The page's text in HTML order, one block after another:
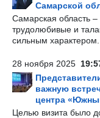
Самарской
Самарская область –
трудолюбивые и
сильным характером.
28 ноября 2025
важную
центра
Целью визита было